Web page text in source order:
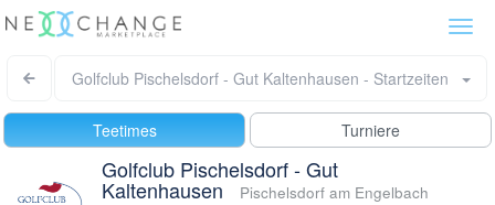
Golfclub Pischelsdorf - Gut Kaltenhausen - Startzeiten
Teetimes Turniere
Golfclub Pischelsdorf - Gut
Kaltenhausen Pischelsdorf am Engelbach